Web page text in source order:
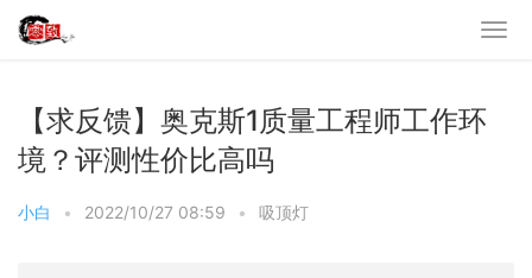
【求反馈】奥克斯1质量工程师工作环
境？评测性价比高吗
小白 • 2022/10/27 08:59 • 吸顶灯